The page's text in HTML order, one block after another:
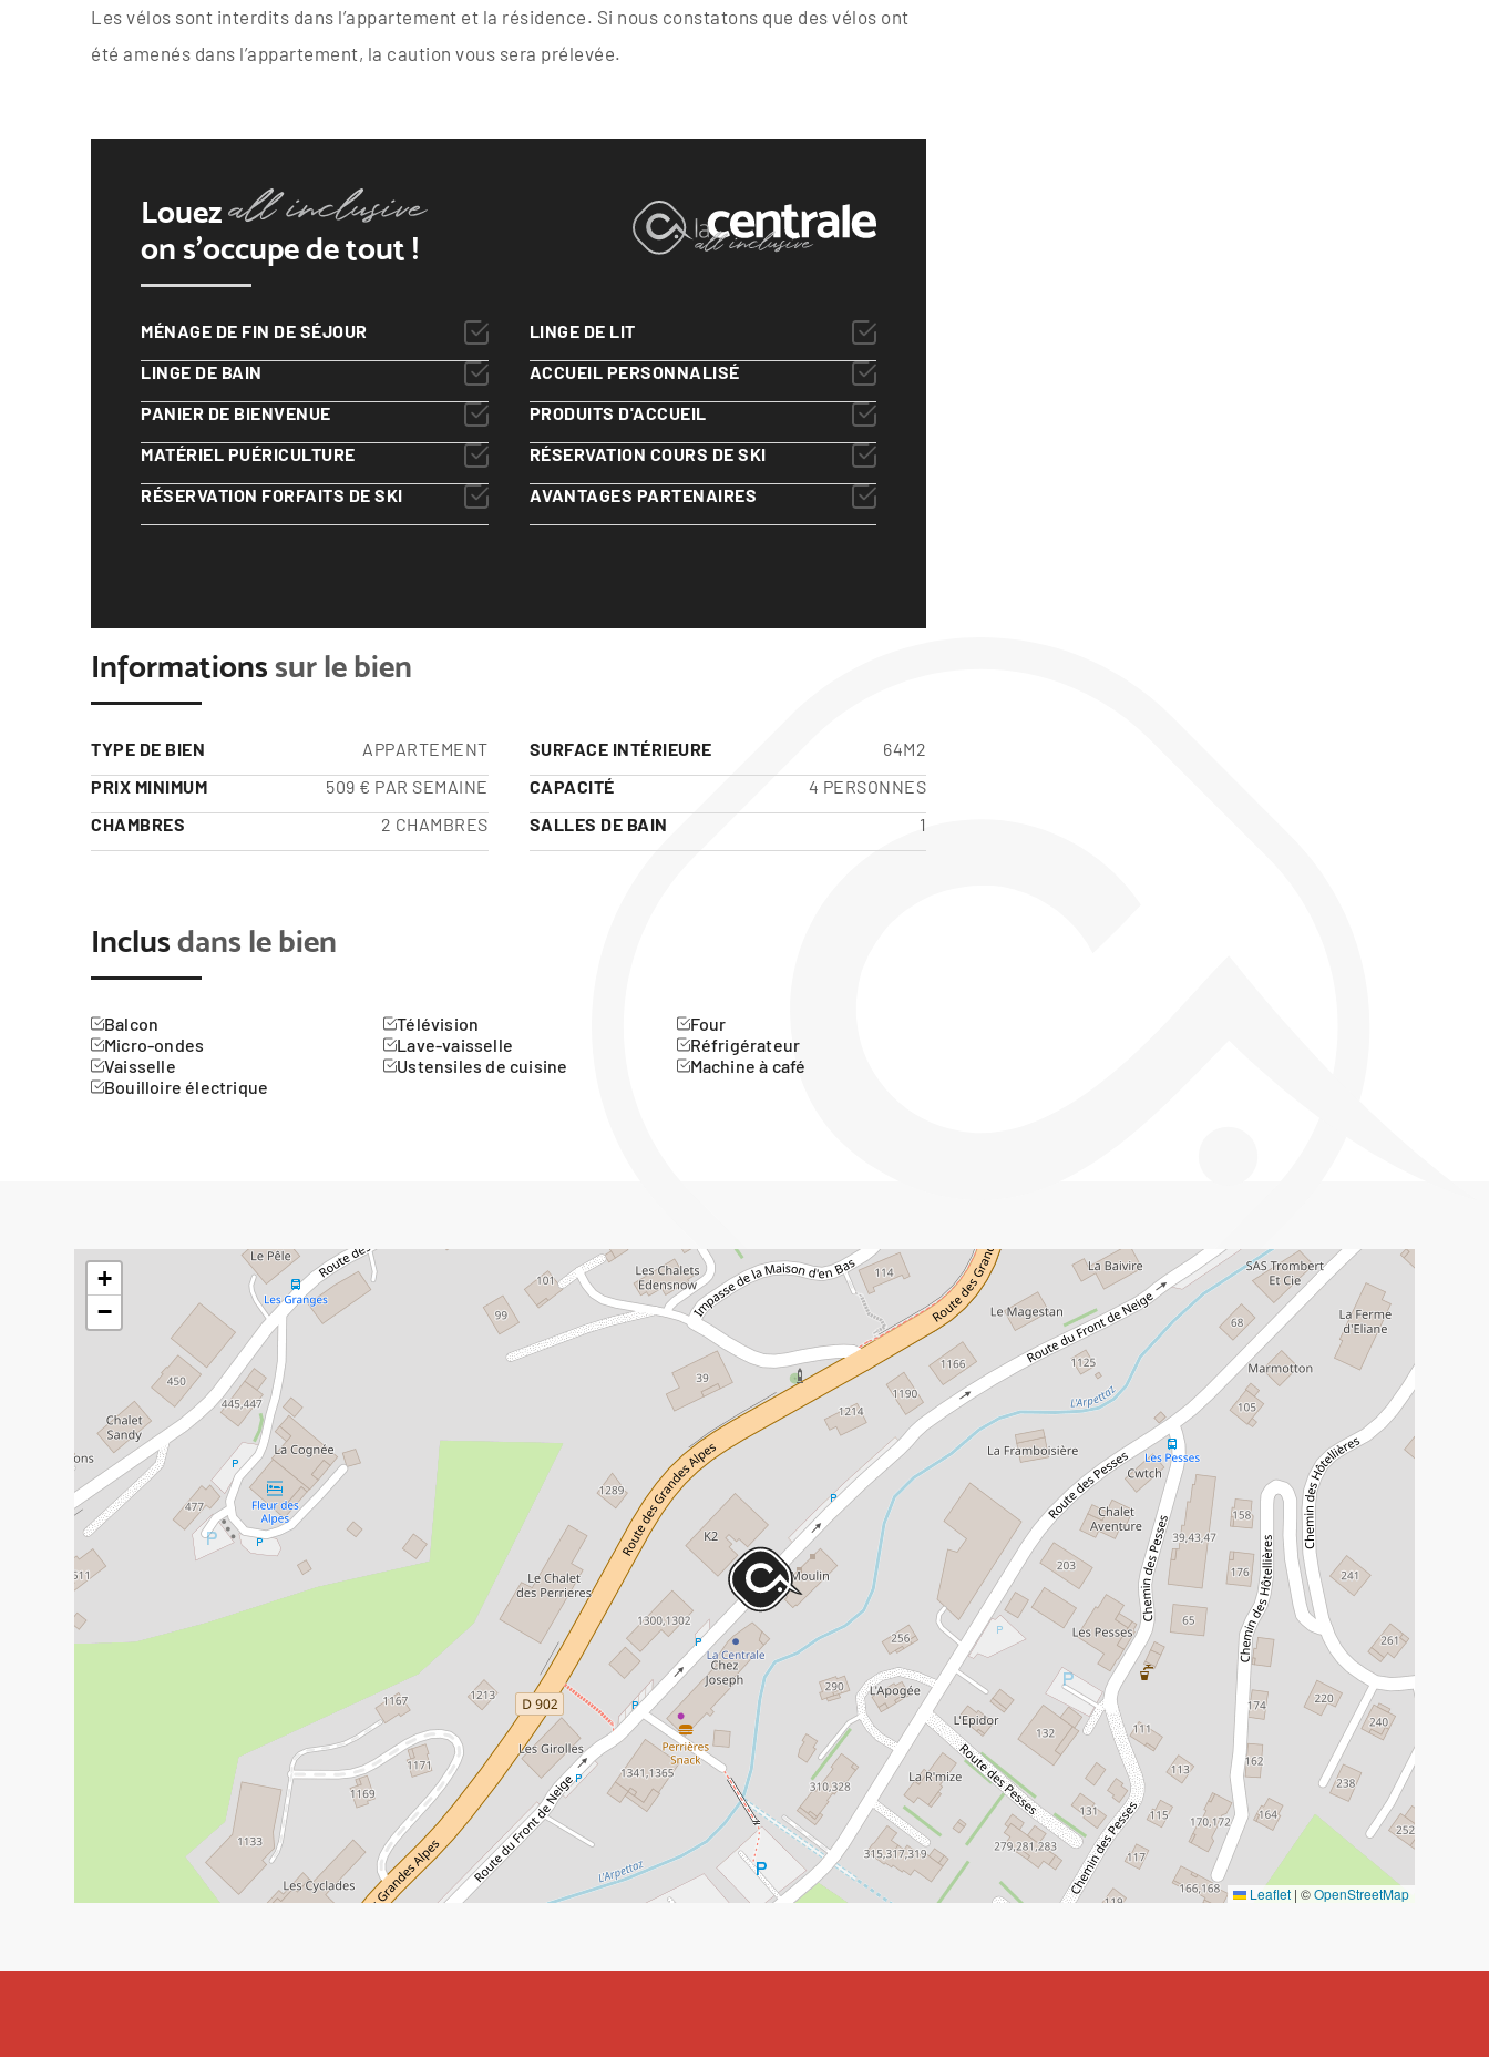
Les vélos sont interdits dans l’appartement et la résidence. Si nous constatons que des vélos ont
été amenés dans l’appartement, la caution vous sera prélevée.
Louez
on s'occupe de tout !
MÉNAGE DE FIN DE SÉJOUR
LINGE DE LIT
LINGE DE BAIN
ACCUEIL PERSONNALISÉ
PANIER DE BIENVENUE
PRODUITS D'ACCUEIL
MATÉRIEL PUÉRICULTURE
RÉSERVATION COURS DE SKI
RÉSERVATION FORFAITS DE SKI
AVANTAGES PARTENAIRES
Informations sur le bien
TYPE DE BIEN APPARTEMENT SURFACE INTÉRIEURE
64M2
PRIX MINIMUM
509 € PAR SEMAINE CAPACITÉ
4 PERSONNES
CHAMBRES
2 CHAMBRES SALLES DE BAIN 1
Inclus dans le bien
Balcon Télévision
Four
Micro-ondes
Lave-vaisselle
Réfrigérateur
Vaisselle
Ustensiles de cuisine
Machine à café
Bouilloire électrique
+
−
Leaflet | ©OpenStreetMap